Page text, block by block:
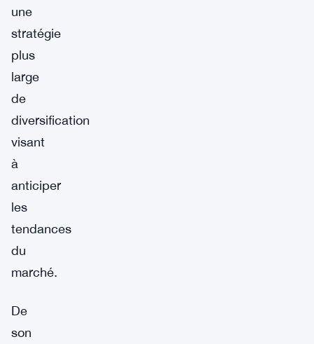
une
stratégie
plus
large
de
diversification
visant
à
anticiper
les
tendances
du
marché.
De
son